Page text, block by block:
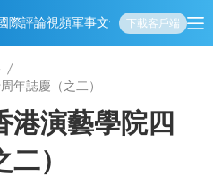
際評論視頻軍事文化 娛樂生活教育體
下載客戶端
年誌慶（之二）
港演藝學院四
）